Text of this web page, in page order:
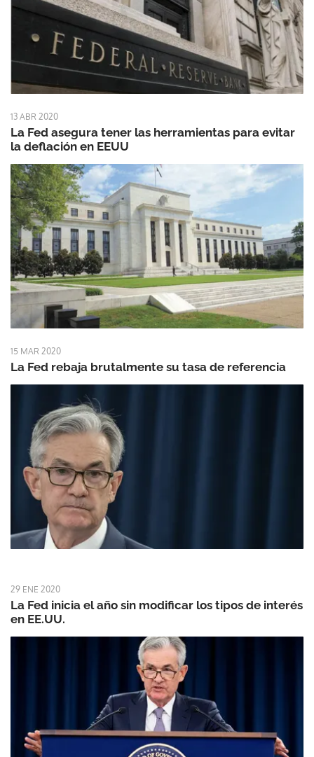
13 ABR 2020
La Fed asegura tener las herramientas para evitar
la deflación en EEUU
15 MAR 2020
La Fed rebaja brutalmente su tasa de referencia
29 ENE 2020
La Fed inicia el año sin modificar los tipos de interés
en EE.UU.